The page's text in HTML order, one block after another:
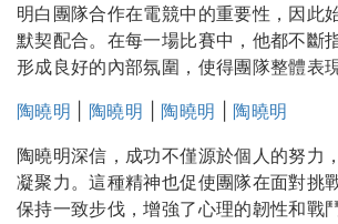
明白團隊合作在電競中的重要性，因此
默契配合。在每一場比賽中，他都不斷
形成良好的內部氛圍，使得團隊整體表
陶曉明
陶曉明 陶曉明
陶曉明
陶曉明深信，成功不僅源於個人的努力
凝聚力。這種精神也促使團隊在面對挑
保持一致步伐，增強了心理的韌性和戰鬥